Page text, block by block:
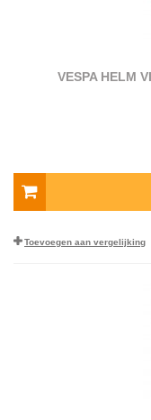
VESPA HELM
Toevoegen aan vergelijking